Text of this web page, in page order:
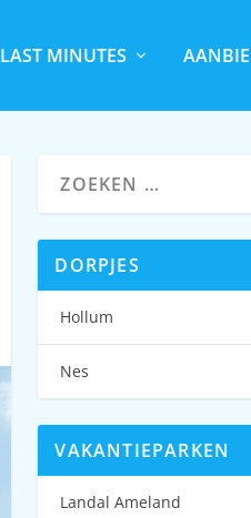
LAST MINUTES
DORPJES
Hollum
Nes
VAKANTIEPARKEN
Landal Ameland